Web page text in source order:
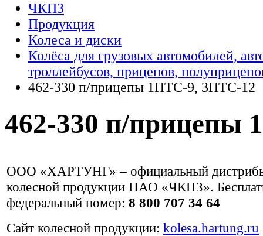
ЧКПЗ
Продукция
Колеса и диски
Колёса для грузовых автомобилей,
троллейбусов, прицепов,
462-330 п/прицепы 1ПТС-9, 3ПТС-12
462-330 п/
ООО «ХАРТУНГ» – официальный
колесной продукции ПАО «ЧКПЗ».
федеральный номер: 8 800 707 34 64
Сайт колесной продукции: kolesa.hartung.ru